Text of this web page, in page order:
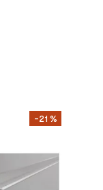
-21 %